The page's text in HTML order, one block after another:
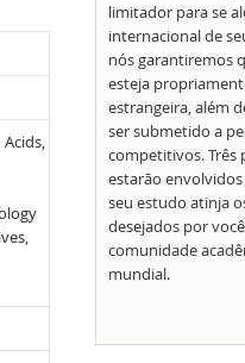
limitador para se
internacional de
nós garantiremos
esteja
estrangeira, além
ser submetido a
competitivos. Três
estarão
seu estudo atinja
desejados por
comunidade
mundial.